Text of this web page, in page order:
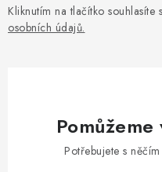
Kliknutím na tlačítko souhlasíte
osobních údajů.
Potřebujete s